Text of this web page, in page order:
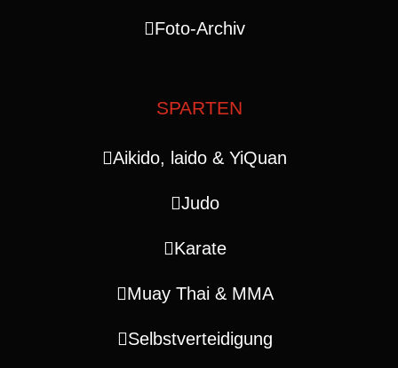
Foto-Archiv
SPARTEN
Aikido, laido & YiQuan
Judo
Karate
Muay Thai & MMA
Selbstverteidigung